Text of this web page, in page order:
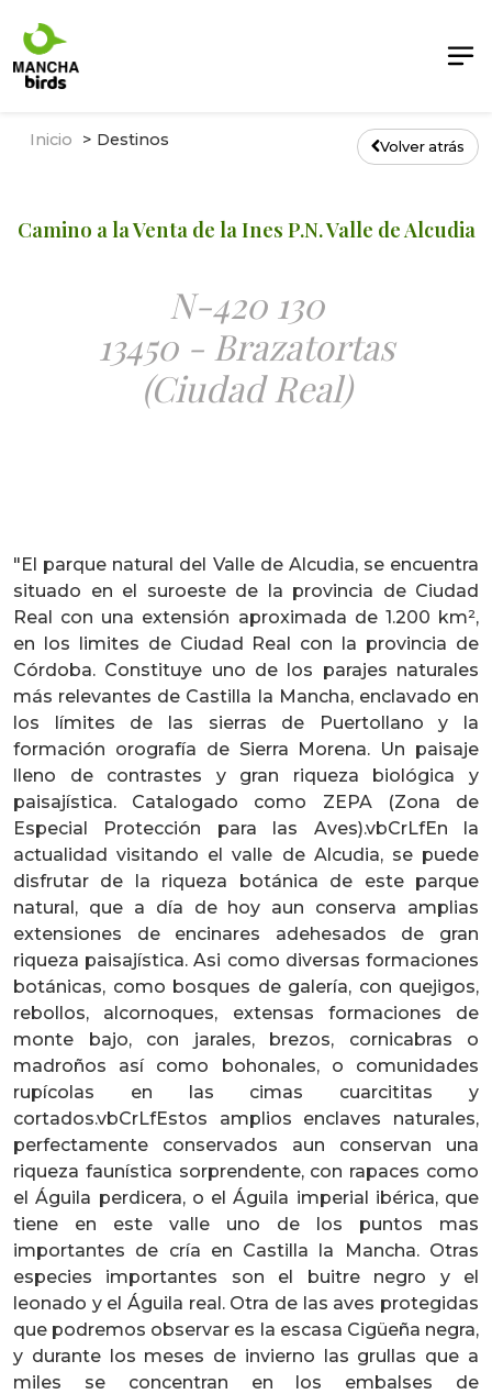
Inicio Destinos Volver atrás
Camino a la Venta de la Ines P.N. Valle de Alcudia
N-420 130
13450 - Brazatortas
(Ciudad Real)
"El parque natural del Valle de Alcudia, se encuentra
situado en el suroeste de la provincia de Ciudad
Real con una extensión aproximada de 1.200 km²,
en los limites de Ciudad Real con la provincia de
Córdoba. Constituye uno de los parajes naturales
más relevantes de Castilla la Mancha, enclavado en
los límites de las sierras de Puertollano y la
formación orografía de Sierra Morena. Un paisaje
lleno de contrastes y gran riqueza biológica y
paisajística. Catalogado como ZEPA (Zona de
Especial Protección para las Aves).vbCrLfEn la
actualidad visitando el valle de Alcudia, se puede
disfrutar de la riqueza botánica de este parque
natural, que a día de hoy aun conserva amplias
extensiones de encinares adehesados de gran
riqueza paisajística. Asi como diversas formaciones
botánicas, como bosques de galería, con quejigos,
rebollos, alcornoques, extensas formaciones de
monte bajo, con jarales, brezos, cornicabras o
madroños así como bohonales, o comunidades
rupícolas en las cimas cuarcititas y
cortados.vbCrLfEstos amplios enclaves naturales,
perfectamente conservados aun conservan una
riqueza faunística sorprendente, con rapaces como
el Águila perdicera, o el Águila imperial ibérica, que
tiene en este valle uno de los puntos mas
importantes de cría en Castilla la Mancha. Otras
especies importantes son el buitre negro y el
leonado y el Águila real. Otra de las aves protegidas
que podremos observar es la escasa Cigüeña negra,
y durante los meses de invierno las grullas que a
miles se concentran en los embalses de